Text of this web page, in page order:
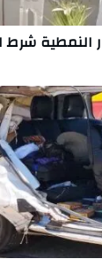
النمطية شرط